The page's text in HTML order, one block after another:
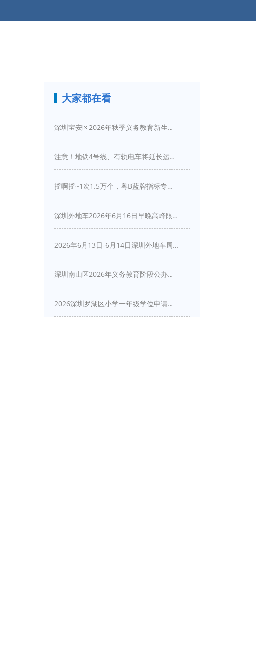
大家都在看
深圳宝安区2026年秋季义务教育新生入学指引
注意！地铁4号线、有轨电车将延长运营服务！
摇啊摇~1次1.5万个，粤B蓝牌指标专项摇号又来啦！
深圳外地车2026年6月16日早晚高峰限行详情
2026年6月13日-6月14日深圳外地车周末限行吗
深圳南山区2026年义务教育阶段公办学校新生入学申请指南
2026深圳罗湖区小学一年级学位申请指南